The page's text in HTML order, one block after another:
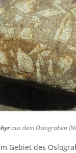
aus dem Oslograben
Gebiet des